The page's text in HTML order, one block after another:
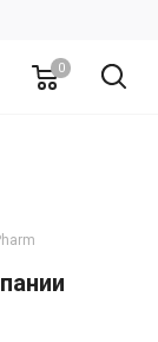
0